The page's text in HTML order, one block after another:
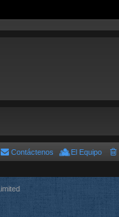
El Equipo
Contáctenos